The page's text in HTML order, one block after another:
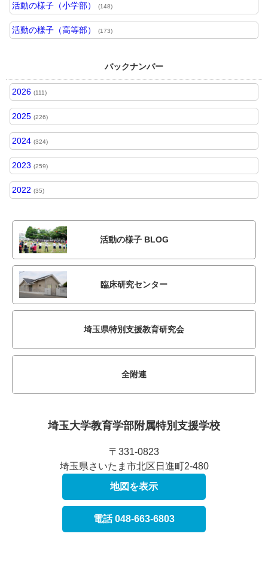
活動の様子（小学部） (148)
活動の様子（高等部） (173)
バックナンバー
2026 (111)
2025 (226)
2024 (324)
2023 (259)
2022 (35)
活動の様子 BLOG
臨床研究センター
埼玉県特別支援教育研究会
全附連
埼玉大学教育学部附属特別支援学校
〒331-0823
埼玉県さいたま市北区日進町2-480
地図を表示
電話 048-663-6803